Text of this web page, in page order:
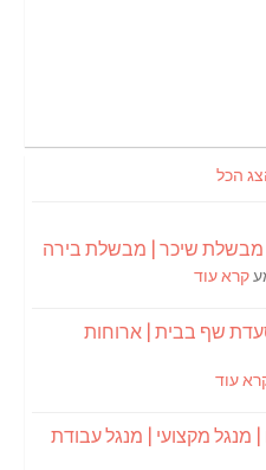
הכל
קרא עוד
שף בבית | ארוחות
עוד
מנגל מקצועי | מנגל עבודת